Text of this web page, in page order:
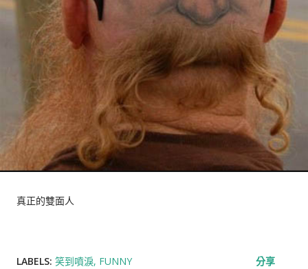
真正的雙面人
LABELS: 笑到噴淚 FUNNY 分享